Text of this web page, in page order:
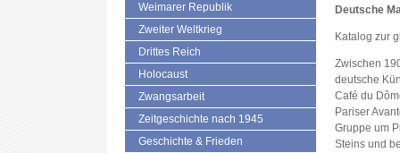
Weimarer Republik
Zweiter Weltkrieg
Drittes Reich
Holocaust
Zwangsarbeit
Zeitgeschichte nach 1945
Geschichte & Frieden
Deutsche
Katalog zur
Zwischen
deutsche
Café du
Pariser
Gruppe um
Steins und